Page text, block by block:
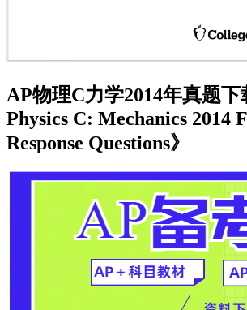
AP物理C力学2014年真题下
Physics C: Mechanics 2014
Response Questions》